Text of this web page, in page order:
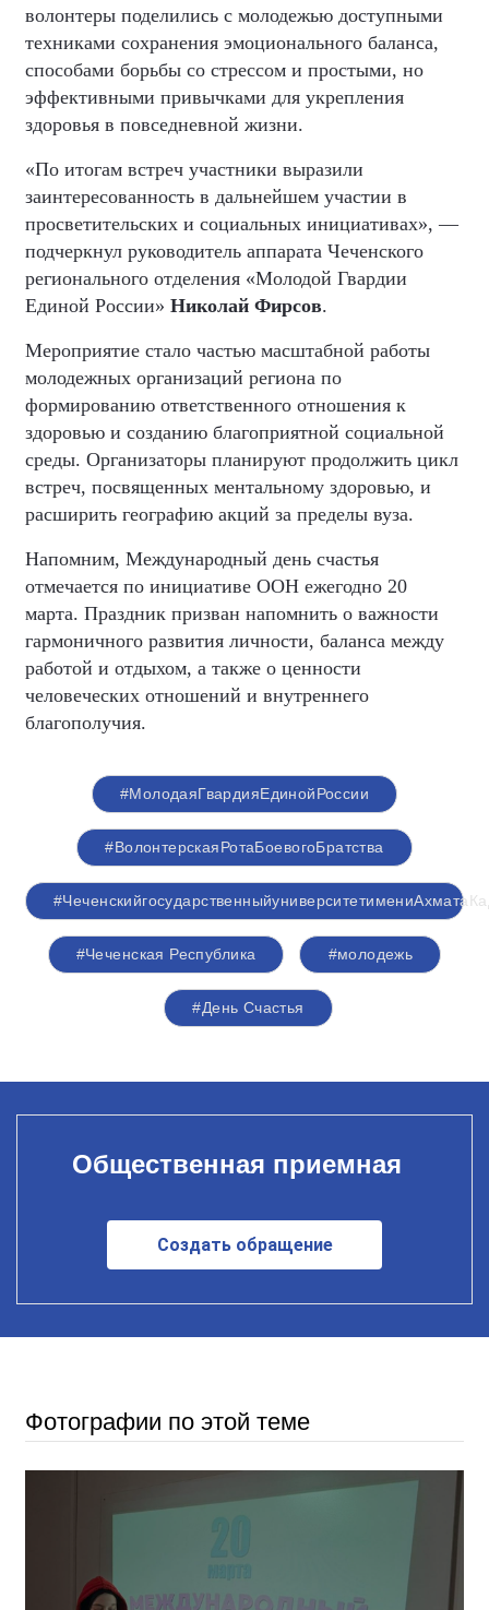
волонтеры поделились с молодежью доступными
техниками сохранения эмоционального баланса,
способами борьбы со стрессом и простыми, но
эффективными привычками для укрепления
здоровья в повседневной жизни.
«По итогам встреч участники выразили
заинтересованность в дальнейшем участии в
просветительских и социальных инициативах», —
подчеркнул руководитель аппарата Чеченского
регионального отделения «Молодой Гвардии
Единой России» Николай Фирсов.
Мероприятие стало частью масштабной работы
молодежных организаций региона по
формированию ответственного отношения к
здоровью и созданию благоприятной социальной
среды. Организаторы планируют продолжить цикл
встреч, посвященных ментальному здоровью, и
расширить географию акций за пределы вуза.
Напомним, Международный день счастья
отмечается по инициативе ООН ежегодно 20
марта. Праздник призван напомнить о важности
гармоничного развития личности, баланса между
работой и отдыхом, а также о ценности
человеческих отношений и внутреннего
благополучия.
#МолодаяГвардияЕдинойРоссии
#ВолонтерскаяРотаБоевогоБратства
#Чеченская Республика #молодежь
#День Счастья
Общественная приемная
Создать обращение
Фотографии по этой теме